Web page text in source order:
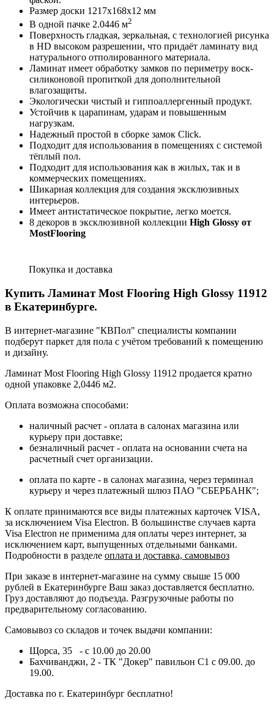
Размер доски 1217х168х12 мм
В одной пачке 2.0446 м2
Поверхность гладкая, зеркальная, с технологией рисунка
в HD высоком разрешении, что придаёт ламинату вид
натурального отполированного материала.
Ламинат имеет обработку замков по периметру воск-
силиконовой пропиткой для дополнительной
влагозащиты.
Экологически чистый и гиппоаллергенный продукт.
Устойчив к царапинам, ударам и повышенным
нагрузкам.
Надежный простой в сборке замок Click.
Подходит для использования в помещениях с системой
тёплый пол.
Подходит для использования как в жилых, так и в
коммерческих помещениях.
Шикарная коллекция для создания эксклюзивных
интерьеров.
Имеет антистатическое покрытие, легко моется.
8 декоров в эксклюзивной коллекции High Glossy от
MostFlooring
Покупка и доставка
Купить Ламинат Most Flooring High Glossy 11912
в Екатеринбурге.
В интернет-магазине "КВПол" специалисты компании
подберут паркет для пола с учётом требований к помещению
и дизайну.
Ламинат Most Flooring High Glossy 11912 продается кратно
одной упаковке 2,0446 м2.
Оплата возможна способами:
наличный расчет - оплата в салонах магазина или
курьеру при доставке;
безналичный расчет - оплата на основании счета на
расчетный счет организации.
оплата по карте - в салонах магазина, через терминал
курьеру и через платежный шлюз ПАО "СБЕРБАНК";
К оплате принимаются все виды платежных карточек VISA,
за исключением Visa Electron. В большинстве случаев карта
Visa Electron не применима для оплаты через интернет, за
исключением карт, выпущенных отдельными банками.
Подробности в разделе оплата и доставка, самовывоз
При заказе в интернет-магазине на сумму свыше 15 000
рублей в Екатеринбурге Ваш заказ доставляется бесплатно.
Груз доставляют до подъезда. Разгрузочные работы по
предварительному согласованию.
Самовывоз со складов и точек выдачи компании:
Щорса, 35 - с 10.00 до 20.00
Бахчиванджи, 2 - ТК "Докер" павильон С1 с 09.00. до
19.00.
Доставка по г. Екатеринбург бесплатно!